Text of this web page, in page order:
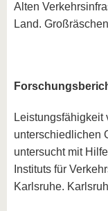
Alten
Land.
Leistungsfähigkeit
unterschiedlichen
untersucht mit
Instituts für
Karlsruhe.